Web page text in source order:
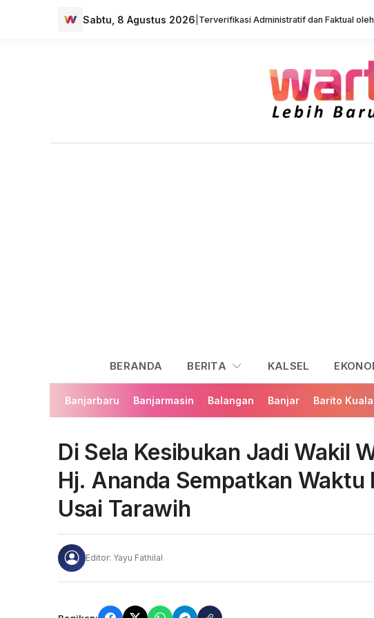
Sabtu, 8 Agustus 2026 Terverifikasi Administratif dan Faktual
BERANDA BERITA KALSEL
Banjarbaru Banjarmasin Balangan Banjar Barito Kuala
Di Sela Kesibukan Jadi Wakil
Hj. Ananda Sempatkan
Usai Tarawih
Editor: Yayu Fathilal